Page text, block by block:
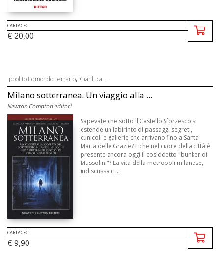
CARTACEO
€ 20,00
Ippolito Edmondo Ferrario, Gianluca ...
Milano sotterranea. Un viaggio alla ...
Newton Compton editori
Sapevate che sotto il Castello Sforzesco si
estende un labirinto di passaggi segreti,
cunicoli e gallerie che arrivano fino a Santa
Maria delle Grazie? E che nel cuore della città è
presente ancora oggi il cosiddetto "bunker di
Mussolini"? La vita della metropoli milanese,
indiscussa c ...
CARTACEO
€ 9,90